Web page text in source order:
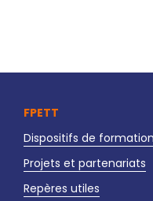
FPETT
Dispositifs de formation
Projets et partenariats
Repères utiles